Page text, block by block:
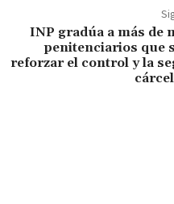
INP gradúa a más de
penitenciarios que
reforzar el control y la